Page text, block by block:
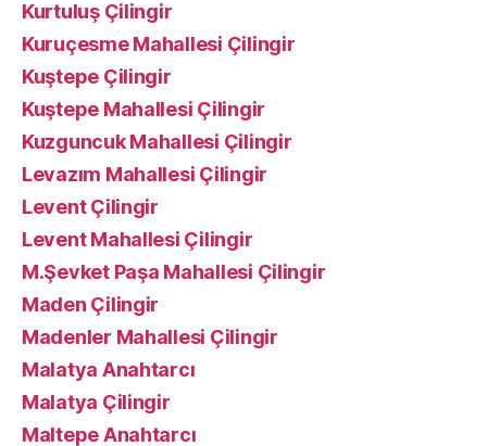
Kurtuluş Çilingir
Kuruçesme Mahallesi Çilingir
Kuştepe Çilingir
Kuştepe Mahallesi Çilingir
Kuzguncuk Mahallesi Çilingir
Levazım Mahallesi Çilingir
Levent Çilingir
Levent Mahallesi Çilingir
M.Şevket Paşa Mahallesi Çilingir
Maden Çilingir
Madenler Mahallesi Çilingir
Malatya Anahtarcı
Malatya Çilingir
Maltepe Anahtarcı